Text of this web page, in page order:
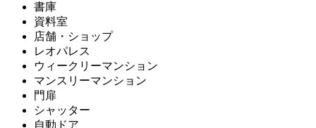
書庫
資料室
店舗・ショップ
レオパレス
ウィークリーマンション
マンスリーマンション
門扉
シャッター
自動ドア